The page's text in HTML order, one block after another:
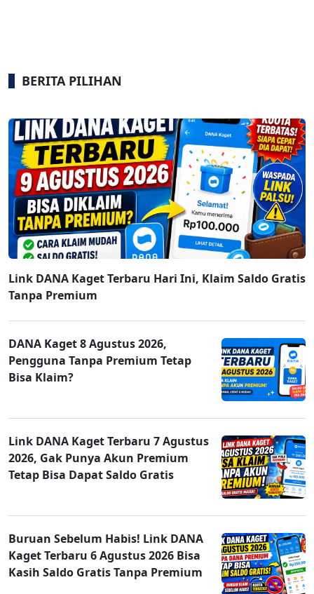
BERITA PILIHAN
Link DANA Kaget Terbaru Hari Ini, Klaim Saldo Gratis
Tanpa Premium
DANA Kaget 8 Agustus 2026,
Pengguna Tanpa Premium Tetap
Bisa Klaim?
Link DANA Kaget Terbaru 7 Agustus
2026, Gak Punya Akun Premium
Tetap Bisa Dapat Saldo Gratis
Buruan Sebelum Habis! Link DANA
Kaget Terbaru 6 Agustus 2026 Bisa
Kasih Saldo Gratis Tanpa Premium